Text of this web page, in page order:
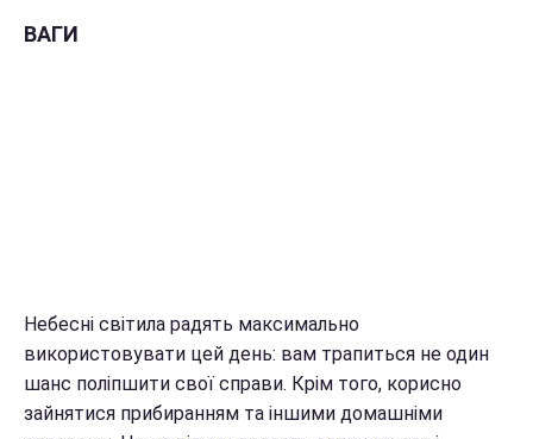
ВАГИ
Небесні світила радять максимально
використовувати цей день: вам трапиться не один
шанс поліпшити свої справи. Крім того, корисно
зайнятися прибиранням та іншими домашніми